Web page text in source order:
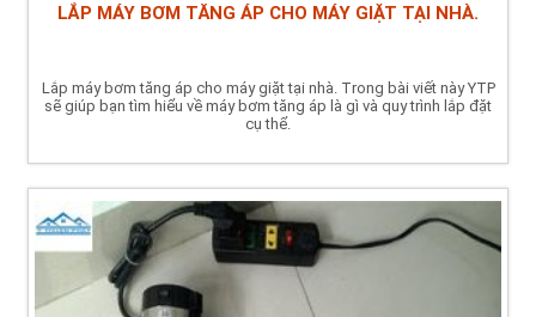
LẮP MÁY BƠM TĂNG ÁP CHO MÁY GIẶT TẠI NHÀ.
Lắp máy bơm tăng áp cho máy giặt tại nhà. Trong bài viết này YTP
sẽ giúp bạn tìm hiểu về máy bơm tăng áp là gì và quy trình lắp đặt
cụ thể.